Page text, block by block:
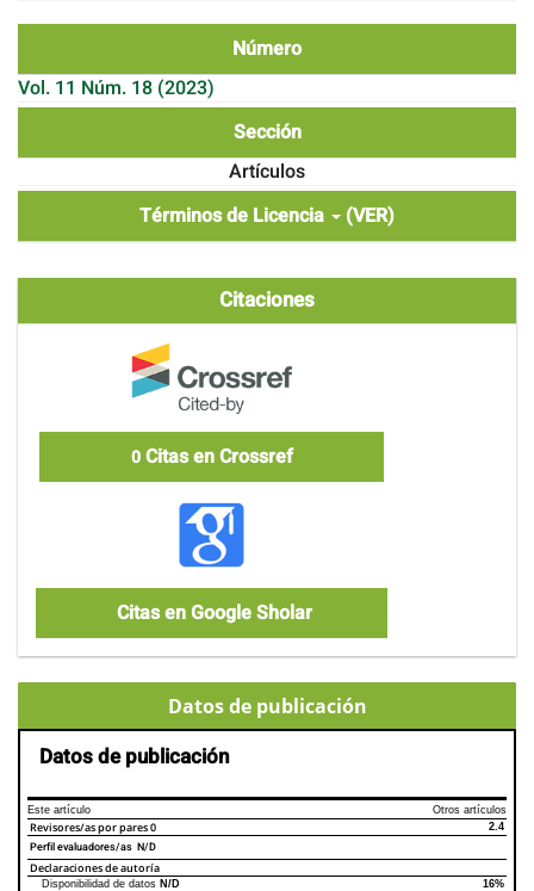
Número
Vol. 11 Núm. 18 (2023)
Sección
Artículos
Términos de Licencia
(VER)
Citaciones
0Citas en Crossref
Citas en Google Sholar
Datos de publicación
Datos de publicación
Este artículo Otros artículos
Revisores/as por pares0 2.4
Perfil evaluadores/as N/D
Declaraciones de autoría
Declaraciones de autoríaEste artículo
Disponibilidad de datos N/D 16%